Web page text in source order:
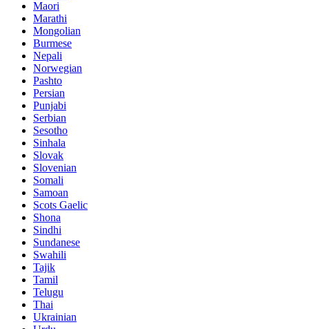
Maori
Marathi
Mongolian
Burmese
Nepali
Norwegian
Pashto
Persian
Punjabi
Serbian
Sesotho
Sinhala
Slovak
Slovenian
Somali
Samoan
Scots Gaelic
Shona
Sindhi
Sundanese
Swahili
Tajik
Tamil
Telugu
Thai
Ukrainian